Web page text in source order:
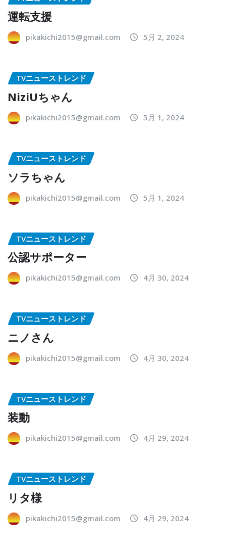
運転支援
pikakichi2015@gmail.com 5月 2, 2024
TVニューストレンド
NiziUちゃん
pikakichi2015@gmail.com 5月 1, 2024
TVニューストレンド
ソラちゃん
pikakichi2015@gmail.com 5月 1, 2024
TVニューストレンド
公認サポーター
pikakichi2015@gmail.com 4月 30, 2024
TVニューストレンド
ニノさん
pikakichi2015@gmail.com 4月 30, 2024
TVニューストレンド
装動
pikakichi2015@gmail.com 4月 29, 2024
TVニューストレンド
リタ様
pikakichi2015@gmail.com 4月 29, 2024